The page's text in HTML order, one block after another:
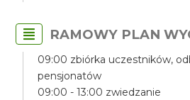
RAMOWY PLAN
09:00 zbiórka uczestników,
pensjonatów
09:00 - 13:00 zwiedzanie